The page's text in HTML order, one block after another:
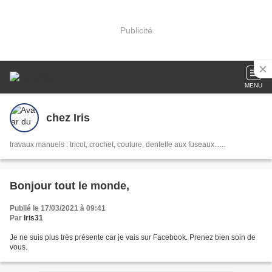
Publicité
MENU
chez Iris
travaux manuels : tricot, crochet, couture, dentelle aux fuseaux......
Bonjour tout le monde,
Publié le 17/03/2021 à 09:41
Par Iris31
Je ne suis plus très présente car je vais sur Facebook. Prenez bien soin de
vous.